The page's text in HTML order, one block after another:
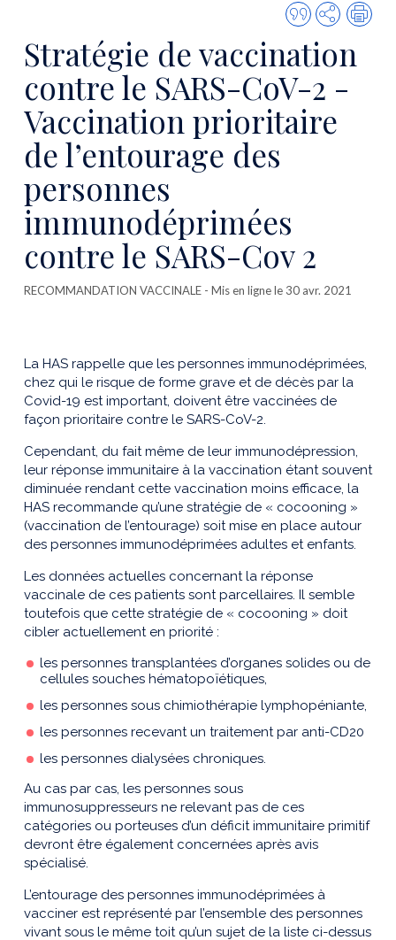
Citer
cette
publication
Partager
Stratégie de vaccination
contre le SARS-CoV-2 -
Vaccination prioritaire
de l’entourage des
personnes
immunodéprimées
contre le SARS-Cov 2
RECOMMANDATION VACCINALE - Mis en ligne le 30 avr. 2021
La HAS rappelle que les personnes immunodéprimées,
chez qui le risque de forme grave et de décès par la
Covid-19 est important, doivent être vaccinées de
façon prioritaire contre le SARS-CoV-2.
Cependant, du fait même de leur immunodépression,
leur réponse immunitaire à la vaccination étant souvent
diminuée rendant cette vaccination moins efficace, la
HAS recommande qu’une stratégie de « cocooning »
(vaccination de l’entourage) soit mise en place autour
des personnes immunodéprimées adultes et enfants.
Les données actuelles concernant la réponse
vaccinale de ces patients sont parcellaires. Il semble
toutefois que cette stratégie de « cocooning » doit
cibler actuellement en priorité :
les personnes transplantées d’organes solides ou de
cellules souches hématopoïétiques,
les personnes sous chimiothérapie lymphopéniante,
les personnes recevant un traitement par anti-CD20
les personnes dialysées chroniques.
Au cas par cas, les personnes sous
immunosuppresseurs ne relevant pas de ces
catégories ou porteuses d’un déficit immunitaire primitif
devront être également concernées après avis
spécialisé.
L’entourage des personnes immunodéprimées à
vacciner est représenté par l’ensemble des personnes
vivant sous le même toit qu’un sujet de la liste ci-dessus